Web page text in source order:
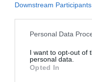
Downstream Participants
Personal Data
I want to opt-out of
personal data.
Opted In